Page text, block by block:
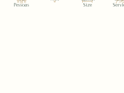
Pessoas
Size